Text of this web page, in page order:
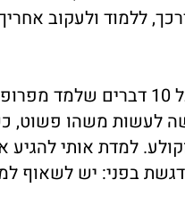
ללמוד ולעקוב
לעשות משהו פשוט,
למדת אותי להגיע
בפני: יש לשאוף